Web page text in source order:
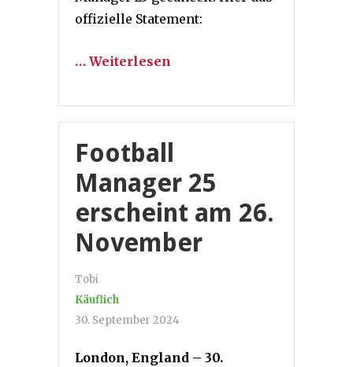
offizielle Statement:
… Weiterlesen
Football
Manager 25
erscheint am 26.
November
Tobi
Käuflich
30. September 2024
London, England – 30.